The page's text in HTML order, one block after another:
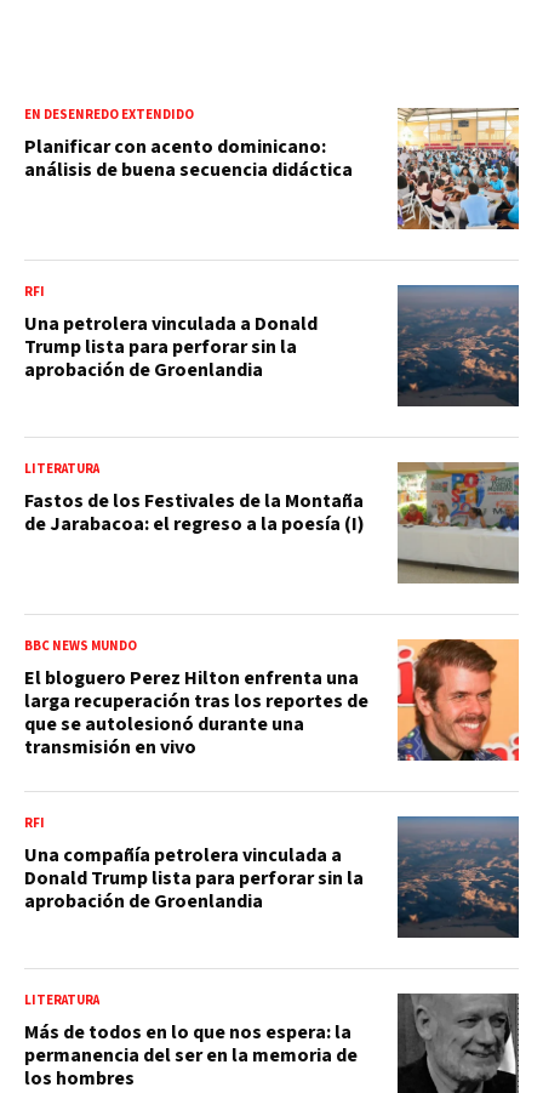
EN DESENREDO EXTENDIDO
Planificar con acento dominicano:
análisis de buena secuencia didáctica
RFI
Una petrolera vinculada a Donald
Trump lista para perforar sin la
aprobación de Groenlandia
LITERATURA
Fastos de los Festivales de la Montaña
de Jarabacoa: el regreso a la poesía (I)
BBC NEWS MUNDO
El bloguero Perez Hilton enfrenta una
larga recuperación tras los reportes de
que se autolesionó durante una
transmisión en vivo
RFI
Una compañía petrolera vinculada a
Donald Trump lista para perforar sin la
aprobación de Groenlandia
LITERATURA
Más de todos en lo que nos espera: la
permanencia del ser en la memoria de
los hombres